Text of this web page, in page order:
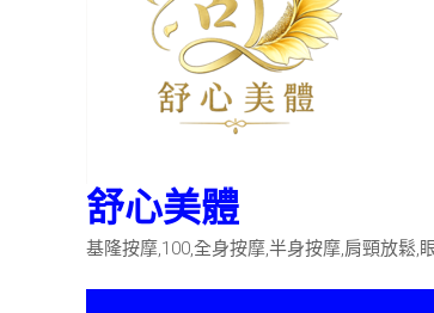
舒心美體
基隆按摩,100,全身按摩,半身按摩,肩頸放鬆,